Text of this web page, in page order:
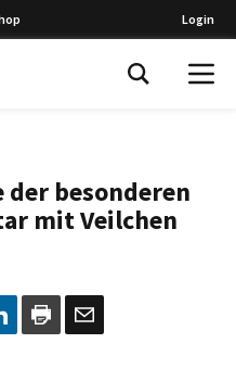
Login
der besonderen
mit Veilchen